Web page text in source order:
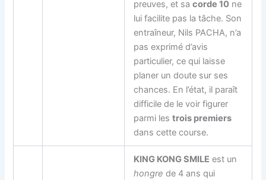
preuves, et sacorde 10 ne
lui facilite pas la tâche. Son
entraîneur, Nils PACHA, n’a
pas exprimé d’avis
particulier, ce qui laisse
planer un doute sur ses
chances. En l’état, il paraît
difficile de le voir figurer
parmi lestrois premiers
dans cette course.
KING KONG SMILE est un
hongre de 4 ans qui